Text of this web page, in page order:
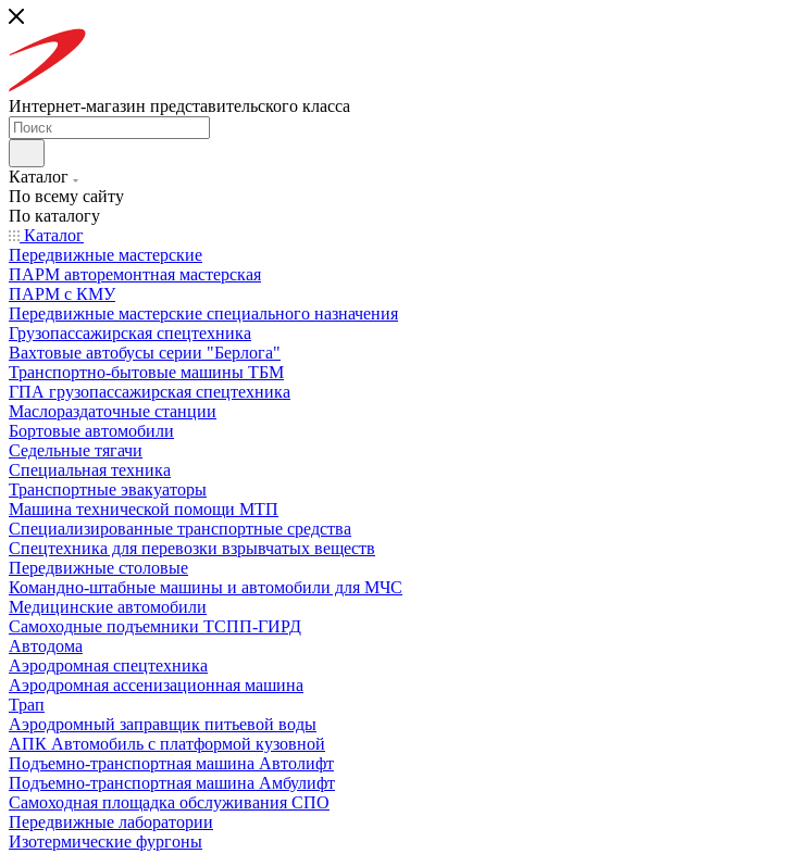
Интернет-магазин представительского класса
Каталог
По всему сайту
По каталогу
Каталог
Передвижные мастерские
ПАРМ авторемонтная мастерская
ПАРМ с КМУ
Передвижные мастерские специального назначения
Грузопассажирская спецтехника
Вахтовые автобусы серии "Берлога"
Транспортно-бытовые машины ТБМ
ГПА грузопассажирская спецтехника
Маслораздаточные станции
Бортовые автомобили
Седельные тягачи
Специальная техника
Транспортные эвакуаторы
Машина технической помощи МТП
Специализированные транспортные средства
Спецтехника для перевозки взрывчатых веществ
Передвижные столовые
Командно-штабные машины и автомобили для МЧС
Медицинские автомобили
Самоходные подъемники ТСПП-ГИРД
Автодома
Аэродромная спецтехника
Аэродромная ассенизационная машина
Трап
Аэродромный заправщик питьевой воды
АПК Автомобиль с платформой кузовной
Подъемно-транспортная машина Автолифт
Подъемно-транспортная машина Амбулифт
Самоходная площадка обслуживания СПО
Передвижные лаборатории
Изотермические фургоны